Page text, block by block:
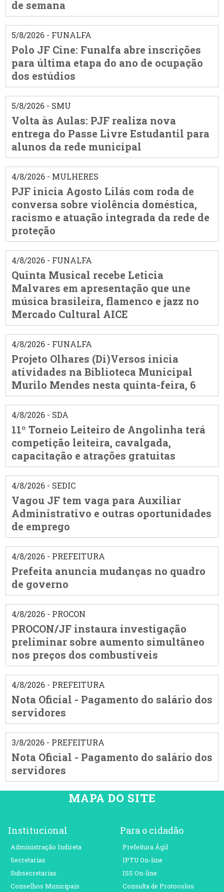
de semana
5/8/2026 - FUNALFA
Polo JF Cine: Funalfa abre inscrições
para última etapa do ano de ocupação
dos estúdios
5/8/2026 - SMU
Volta às Aulas: PJF realiza nova
entrega do Passe Livre Estudantil para
alunos da rede municipal
4/8/2026 - MULHERES
PJF inicia Agosto Lilás com roda de
conversa sobre violência doméstica,
racismo e atuação integrada da rede de
proteção
4/8/2026 - FUNALFA
Quinta Musical recebe Leticia
Malvares em apresentação que une
música brasileira, flamenco e jazz no
Mercado Cultural AICE
4/8/2026 - FUNALFA
Projeto Olhares (Di)Versos inicia
atividades na Biblioteca Municipal
Murilo Mendes nesta quinta-feira, 6
4/8/2026 - SDA
11º Torneio Leiteiro de Angolinha terá
competição leiteira, cavalgada,
capacitação e atrações gratuitas
4/8/2026 - SEDIC
Vagou JF tem vaga para Auxiliar
Administrativo e outras oportunidades
de emprego
4/8/2026 - PREFEITURA
Prefeita anuncia mudanças no quadro
de governo
4/8/2026 - PROCON
PROCON/JF instaura investigação
preliminar sobre aumento simultâneo
nos preços dos combustíveis
4/8/2026 - PREFEITURA
Nota Oficial - Pagamento do salário dos
servidores
3/8/2026 - PREFEITURA
Nota Oficial - Pagamento do salário dos
servidores
MAPA DO SITE
Institucional
Administração Indireta
Secretarias
Subsecretarias
Conselhos Municipais
Para o cidadão
Prefeitura Ágil
IPTU On-line
ISS On-line
Consulta de Protocolos